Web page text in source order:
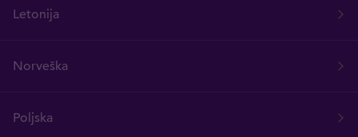
Letonija
Norveška
Poljska